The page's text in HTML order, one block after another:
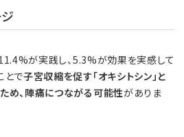
が実践し、5.3%が効果を実感して
とで子宮収縮を促す「オキシトシン」と
め、陣痛につながる可能性がありま